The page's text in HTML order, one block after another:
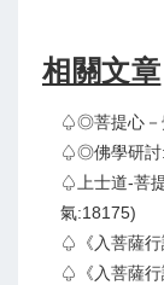
相關文章
♤◎菩提心－
♤◎佛學研討:
♤上士道-菩
氣:18175)
♤《入菩薩行
♤《入菩薩行